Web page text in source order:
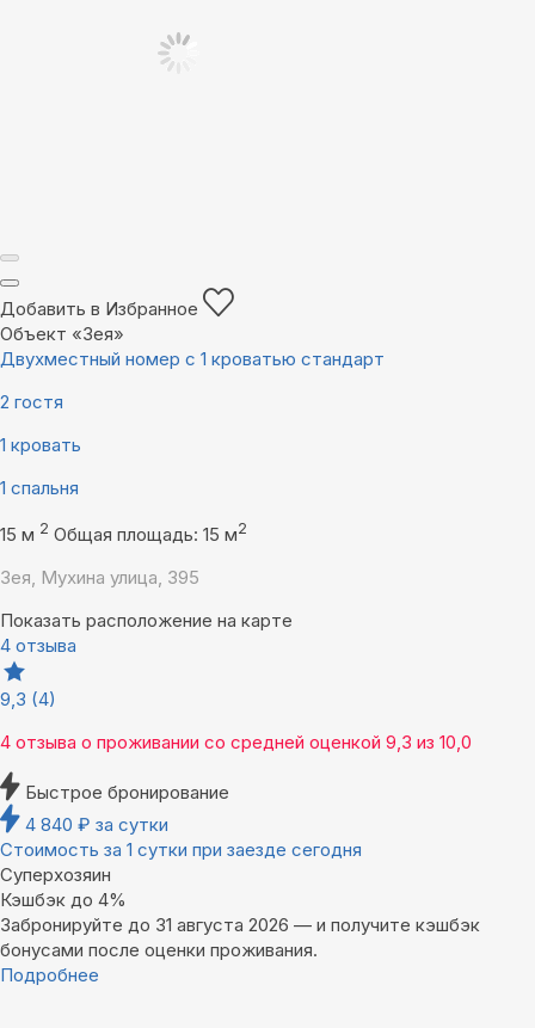
Добавить в Избранное
Объект «Зея»
Двухместный номер с 1 кроватью стандарт
2 гостя
1 кровать
1 спальня
15 м 2 Общая площадь: 15 м2
Зея, Мухина улица, 395
Показать расположение на карте
4 отзыва
9,3 (4)
4 отзыва о проживании со средней оценкой 9,3 из 10,0
Быстрое бронирование
4 840 ₽ за сутки
Стоимость за 1 сутки при заезде сегодня
Суперхозяин
Кэшбэк до 4%
Забронируйте до 31 августа 2026 — и получите кэшбэк
бонусами после оценки проживания.
Подробнее